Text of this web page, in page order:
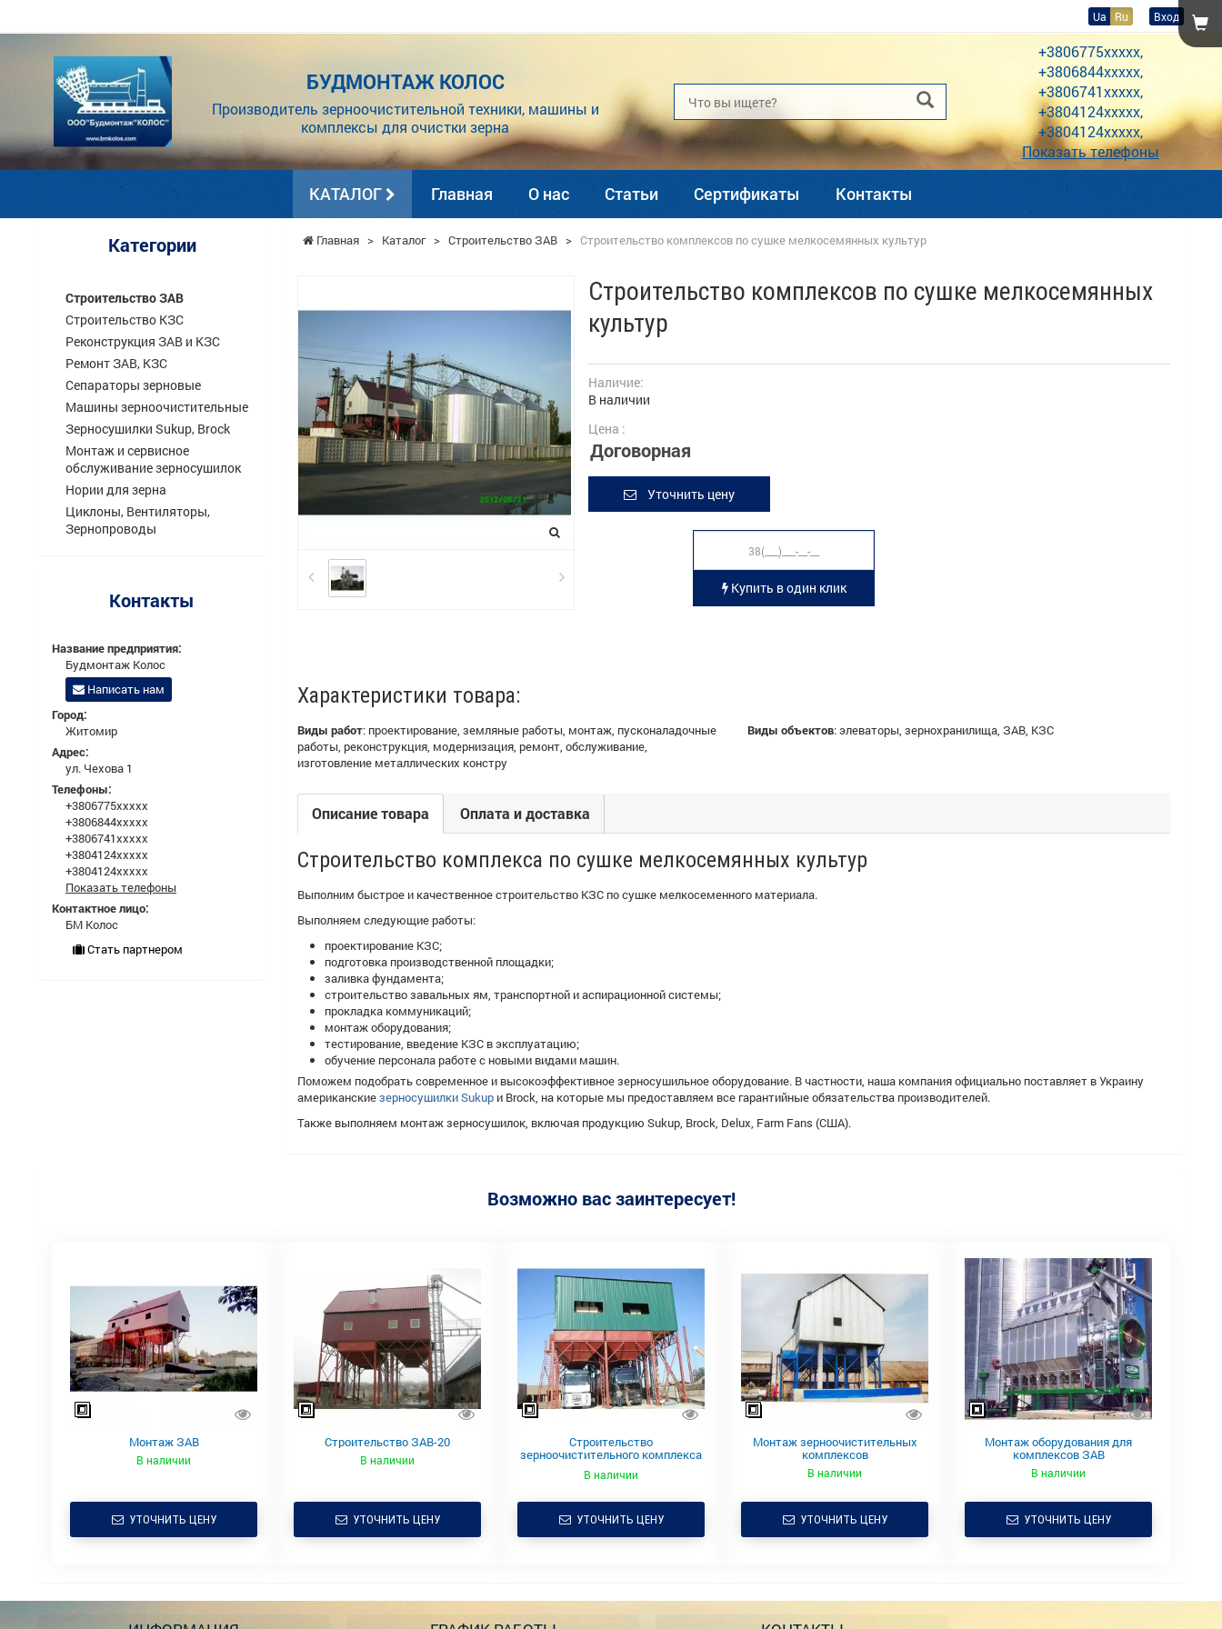
Ua Ru Вход
БУДМОНТАЖ КОЛОС
Производитель зерноочистительной техники, машины и
комплексы для очистки зерна
+3806775xxxxx,
+3806844xxxxx,
+3806741xxxxx,
+3804124xxxxx,
+3804124xxxxx,
Показать телефоны
КАТАЛОГ Главная О нас Статьи Сертификаты Контакты
Главная > Каталог > Строительство ЗАВ > Строительство комплексов по сушке мелкосемянных культур
Строительство комплексов по сушке мелкосемянных
культур
Наличие:
В наличии
Цена :
Договорная
Уточнить цену
Купить в один клик
Характеристики товара:
Виды работ: проектирование, земляные работы, монтаж, пусконаладочные
работы, реконструкция, модернизация, ремонт, обслуживание,
изготовление металлических констру
Виды объектов:элеваторы, зернохранилища, ЗАВ, КЗС
Описание товара Оплата и доставка
Строительство комплекса по сушке мелкосемянных культур
Выполним быстрое и качественное строительство КЗС по сушке мелкосеменного материала.
Выполняем следующие работы:
проектирование КЗС;
подготовка производственной площадки;
заливка фундамента;
строительство завальных ям, транспортной и аспирационной системы;
прокладка коммуникаций;
монтаж оборудования;
тестирование, введение КЗС в эксплуатацию;
обучение персонала работе с новыми видами машин.
Поможем подобрать современное и высокоэффективное зерносушильное оборудование. В частности, наша компания официально поставляет в Украину
американскиезерносушилки Sukup и Brock, на которые мы предоставляем все гарантийные обязательства производителей.
Также выполняем монтаж зерносушилок, включая продукцию Sukup, Brock, Delux, Farm Fans (США).
Категории
Строительство ЗАВ
Строительство КЗС
Реконструкция ЗАВ и КЗС
Ремонт ЗАВ, КЗС
Сепараторы зерновые
Машины зерноочистительные
Зерносушилки Sukup, Brock
Монтаж и сервисное
обслуживание зерносушилок
Нории для зерна
Циклоны, Вентиляторы,
Зернопроводы
Контакты
Название предприятия:
Будмонтаж Колос
Написать нам
Город:
Житомир
Адрес:
ул. Чехова 1
Телефоны:
+3806775xxxxx
+3806844xxxxx
+3806741xxxxx
+3804124xxxxx
+3804124xxxxx
Показать телефоны
Контактное лицо:
БМ Колос
Стать партнером
Возможно вас заинтересует!
Монтаж ЗАВ
В наличии
УТОЧНИТЬ ЦЕНУ
Строительство ЗАВ-20
В наличии
УТОЧНИТЬ ЦЕНУ
Строительство
зерноочистительного комплекса
В наличии
УТОЧНИТЬ ЦЕНУ
Монтаж зерноочистительных
комплексов
В наличии
УТОЧНИТЬ ЦЕНУ
Монтаж оборудования для
комплексов ЗАВ
В наличии
УТОЧНИТЬ ЦЕНУ